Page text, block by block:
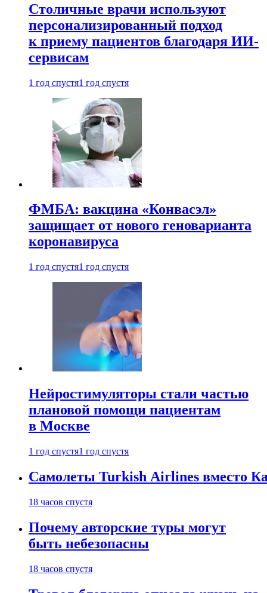
Столичные врачи используют
персонализированный подход
к приему пациентов благодаря ИИ-
сервисам
1 год спустя1 год спустя
ФМБА: вакцина «Конвасэл»
защищает от нового геноварианта
коронавируса
1 год спустя1 год спустя
Нейростимуляторы стали частью
плановой помощи пациентам
в Москве
1 год спустя1 год спустя
Самолеты Turkish Airlines вместо
18 часов спустя
Почему авторские туры могут
быть небезопасны
18 часов спустя